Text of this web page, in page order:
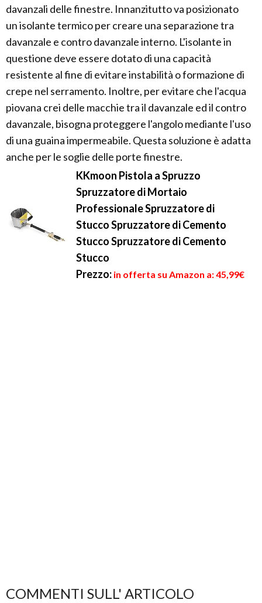
davanzali delle finestre. Innanzitutto va posizionato
un isolante termico per creare una separazione tra
davanzale e contro davanzale interno. L'isolante in
questione deve essere dotato di una capacità
resistente al fine di evitare instabilità o formazione di
crepe nel serramento. Inoltre, per evitare che l'acqua
piovana crei delle macchie tra il davanzale ed il contro
davanzale, bisogna proteggere l'angolo mediante l'uso
di una guaina impermeabile. Questa soluzione è adatta
anche per le soglie delle porte finestre.
KKmoon Pistola a Spruzzo
Spruzzatore di Mortaio
Professionale Spruzzatore di
Stucco Spruzzatore di Cemento
Stucco Spruzzatore di Cemento
Stucco
Prezzo: in offerta su Amazon a: 45,99€
COMMENTI SULL' ARTICOLO